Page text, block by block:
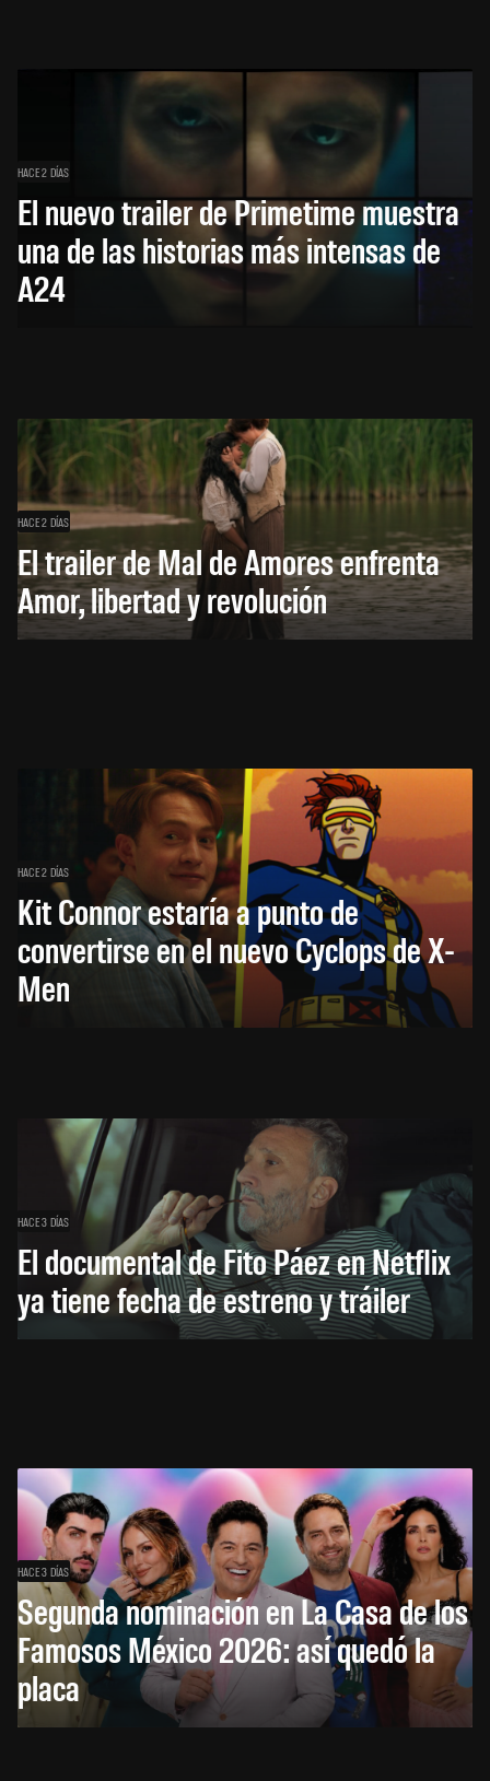
HACE 2 DÍAS
El nuevo trailer de Primetime muestra
una de las historias más intensas de
A24
HACE 2 DÍAS
El trailer de Mal de Amores enfrenta
Amor, libertad y revolución
HACE 2 DÍAS
Kit Connor estaría a punto de
convertirse en el nuevo Cyclops de X-
Men
HACE 3 DÍAS
El documental de Fito Páez en Netflix
ya tiene fecha de estreno y tráiler
HACE 3 DÍAS
Segunda nominación en La Casa de los
Famosos México 2026: así quedó la
placa